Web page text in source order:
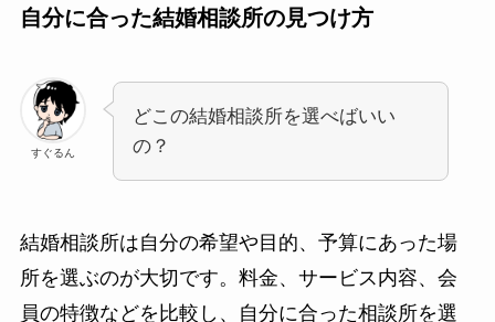
自分に合った結婚相談所の見つけ方
すぐるん
どこの結婚相談所を選べばいい
の？
結婚相談所は自分の希望や目的、予算にあった場
所を選ぶのが大切です。料金、サービス内容、会
員の特徴などを比較し、自分に合った相談所を選